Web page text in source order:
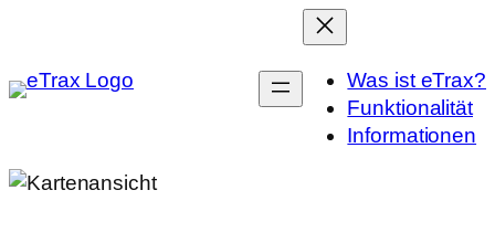
springen
Was ist eTrax?
Funktionalität
Informationen